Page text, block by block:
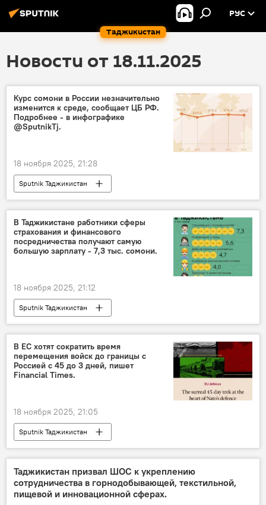
Таджикистан
РУС
Новости от 18.11.2025
Курс сомони в России незначительно
изменится к среде, сообщает ЦБ РФ.
Подробнее - в инфографике
@SputnikTj.
18 ноября 2025, 21:28
Sputnik Таджикистан
В Таджикистане работники сферы
страхования и финансового
посредничества получают самую
большую зарплату - 7,3 тыс. сомони.
18 ноября 2025, 21:12
Sputnik Таджикистан
В ЕС хотят сократить время
перемещения войск до границы с
Россией с 45 до 3 дней, пишет
Financial Times.
18 ноября 2025, 21:05
Sputnik Таджикистан
Таджикистан призвал ШОС к укреплению
сотрудничества в горнодобывающей, текстильной,
пищевой и инновационной сферах.